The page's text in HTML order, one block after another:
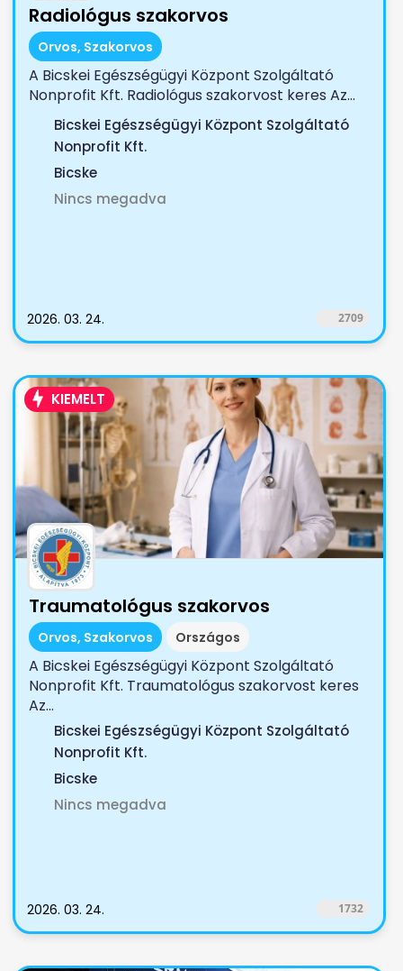
Radiológus szakorvos
Orvos, Szakorvos
A Bicskei Egészségügyi Központ Szolgáltató
Nonprofit Kft. Radiológus szakorvost keres Az...
Bicskei Egészségügyi Központ Szolgáltató
Nonprofit Kft.
Bicske
Nincs megadva
2026. 03. 24. 2709
KIEMELT
Traumatológus szakorvos
Orvos, Szakorvos Országos
A Bicskei Egészségügyi Központ Szolgáltató
Nonprofit Kft. Traumatológus szakorvost keres
Az...
Bicskei Egészségügyi Központ Szolgáltató
Nonprofit Kft.
Bicske
Nincs megadva
2026. 03. 24. 1732